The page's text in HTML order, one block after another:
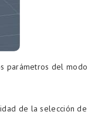
parámetros del modo
de la selección de